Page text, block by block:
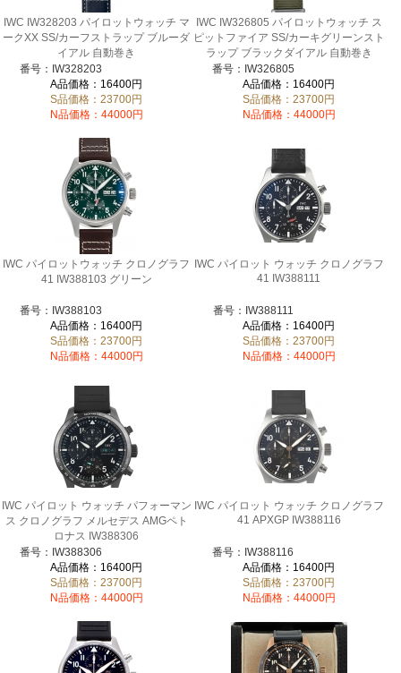
IWC IW328203 パイロットウォッチ マ
ークXX SS/カーフストラップ ブルーダ
イアル 自動巻き
番号：IW328203
A品価格：16400円
S品価格：23700円
N品価格：44000円
IWC IW326805 パイロットウォッチ ス
ピットファイア SS/カーキグリーンスト
ラップ ブラックダイアル 自動巻き
番号：IW326805
A品価格：16400円
S品価格：23700円
N品価格：44000円
IWC パイロットウォッチ クロノグラフ
41 IW388103 グリーン
番号：IW388103
A品価格：16400円
S品価格：23700円
N品価格：44000円
IWC パイロット ウォッチ クロノグラフ
41 IW388111
番号：IW388111
A品価格：16400円
S品価格：23700円
N品価格：44000円
IWC パイロット ウォッチ パフォーマン
ス クロノグラフ メルセデス AMGペト
ロナス IW388306
番号：IW388306
A品価格：16400円
S品価格：23700円
N品価格：44000円
IWC パイロット ウォッチ クロノグラフ
41 APXGP IW388116
番号：IW388116
A品価格：16400円
S品価格：23700円
N品価格：44000円